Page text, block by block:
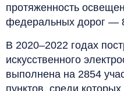
протяженность
федеральных дорог —
В 2020–2022 годах
искусственного
выполнена на 2854
пунктов, среди